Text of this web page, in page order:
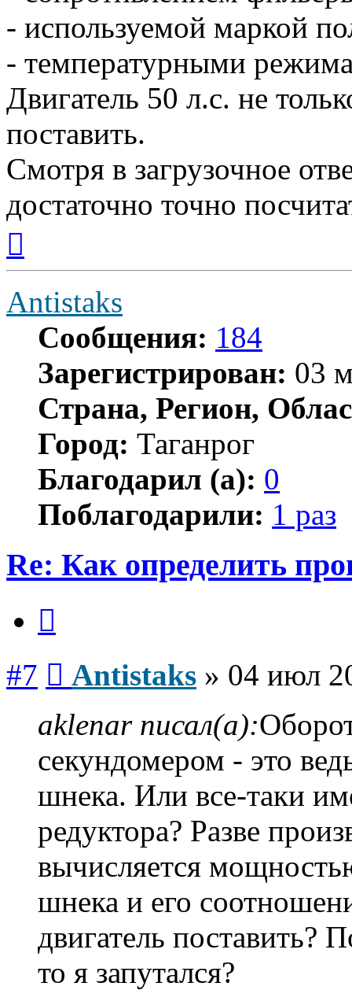
- используемой маркой
- температурными
Двигатель 50 л.с. не
поставить.
Смотря в загрузочное
достаточно точно
началу
Antistaks
Сообщения: 184
Зарегистрирован: 03
Страна, Регион,
Город: Таганрог
Благодарил (а): 0
Поблагодарили: 1 раз
Re: Как определить
#7 Antistaks » 04 июл
aklenar писал(а):
секундомером - это
шнека. Или все-таки
редуктора? Разве
вычисляется
шнека и его
двигатель поставить?
то я запутался?